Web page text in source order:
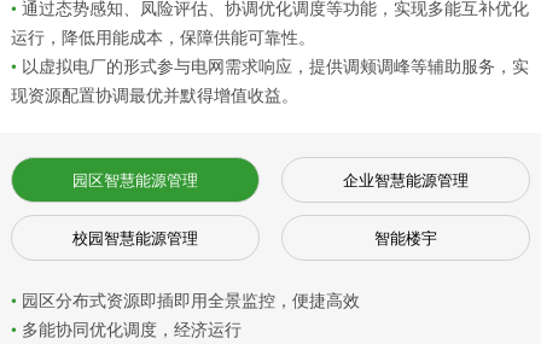
•通过态势感知、凤险评估、协调优化调度等功能，实现多能互补优化
运行，降低用能成本，保障供能可靠性。
•以虚拟电厂的形式参与电网需求响应，提供调颊调峰等辅助服务，实
现资源配置协调最优并默得增值收益。
园区智慧能源管理 企业智慧能源管理
校园智慧能源管理 智能楼宇
• 园区分布式资源即插即用全景监控，便捷高效
• 多能协同优化调度，经济运行